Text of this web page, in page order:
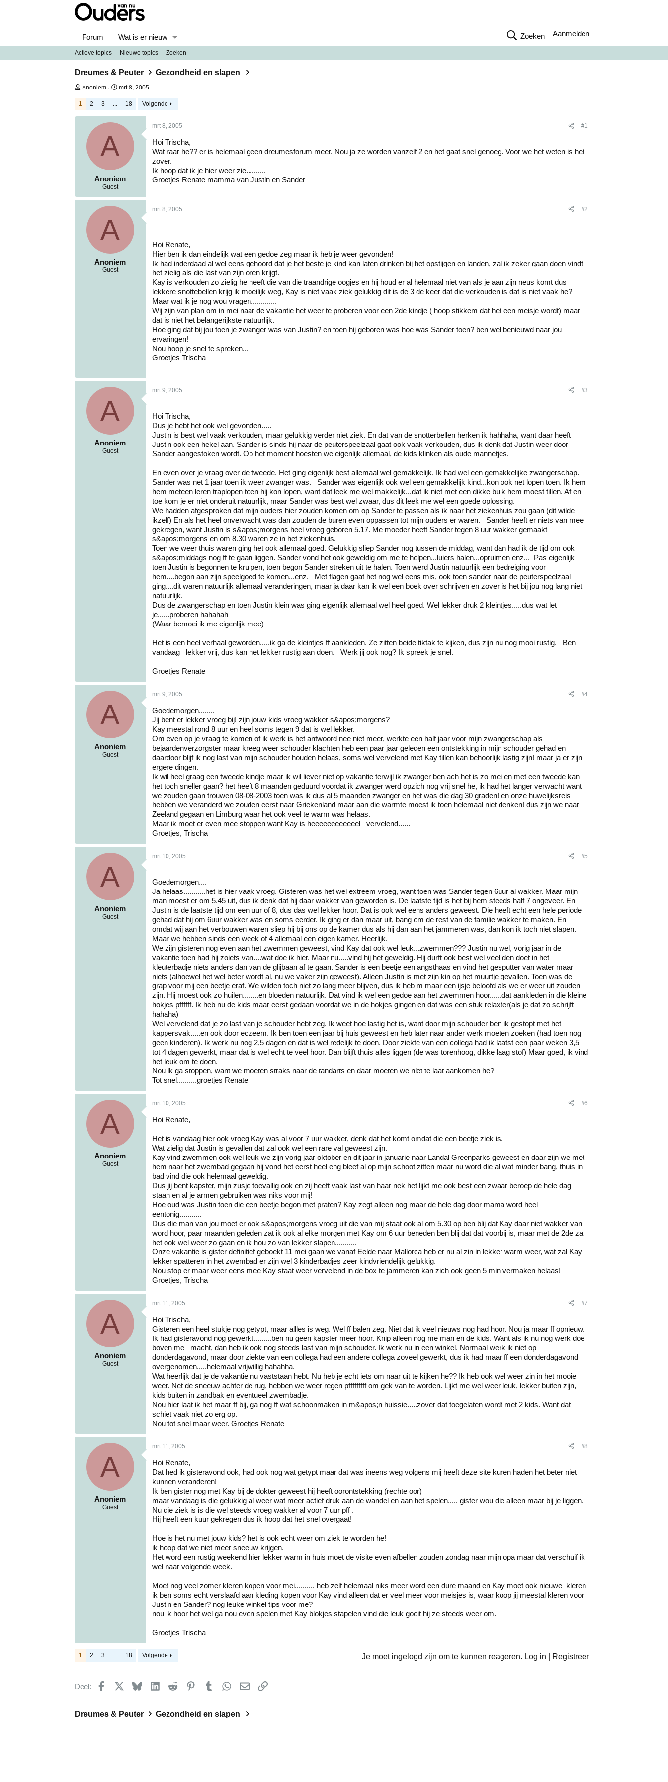
Forum Wat is er nieuw Zoeken Aanmelden
Actieve topics Nieuwe topics Zoeken
Dreumes & Peuter Gezondheid en slapen
O
e
r
e
Anoniem
S
t
d
m
mrt 8, 2005
1 2 3 ... 18 Volgende
A
Anoniem
Guest
mrt 8, 2005 #1
Hoi Trischa,
Wat raar he?? er is helemaal geen dreumesforum meer. Nou ja ze worden vanzelf 2 en het gaat snel genoeg. Voor we het weten is het
zover.
Ik hoop dat ik je hier weer zie..........
Groetjes Renate mamma van Justin en Sander
A
Anoniem
Guest
mrt 8, 2005 #2
Hoi Renate,
Hier ben ik dan eindelijk wat een gedoe zeg maar ik heb je weer gevonden!
Ik had inderdaad al wel eens gehoord dat je het beste je kind kan laten drinken bij het opstijgen en landen, zal ik zeker gaan doen vindt
het zielig als die last van zijn oren krijgt.
Kay is verkouden zo zielig he heeft die van die traandrige oogjes en hij houd er al helemaal niet van als je aan zijn neus komt dus
lekkere snottebellen krijg ik moeilijk weg, Kay is niet vaak ziek gelukkig dit is de 3 de keer dat die verkouden is dat is niet vaak he?
Maar wat ik je nog wou vragen.............
Wij zijn van plan om in mei naar de vakantie het weer te proberen voor een 2de kindje ( hoop stikkem dat het een meisje wordt) maar
dat is niet het belangerijkste natuurlijk.
Hoe ging dat bij jou toen je zwanger was van Justin? en toen hij geboren was hoe was Sander toen? ben wel benieuwd naar jou
ervaringen!
Nou hoop je snel te spreken...
Groetjes Trischa
A
Anoniem
Guest
mrt 9, 2005 #3
Hoi Trischa,
Dus je hebt het ook wel gevonden.....
Justin is best wel vaak verkouden, maar gelukkig verder niet ziek. En dat van de snotterbellen herken ik hahhaha, want daar heeft
Justin ook een hekel aan. Sander is sinds hij naar de peuterspeelzaal gaat ook vaak verkouden, dus ik denk dat Justin weer door
Sander aangestoken wordt. Op het moment hoesten we eigenlijk allemaal, de kids klinken als oude mannetjes.
En even over je vraag over de tweede. Het ging eigenlijk best allemaal wel gemakkelijk. Ik had wel een gemakkelijke zwangerschap.
Sander was net 1 jaar toen ik weer zwanger was. Sander was eigenlijk ook wel een gemakkelijk kind...kon ook net lopen toen. Ik hem
hem meteen leren traplopen toen hij kon lopen, want dat leek me wel makkelijk...dat ik niet met een dikke buik hem moest tillen. Af en
toe kom je er niet onderuit natuurlijk, maar Sander was best wel zwaar, dus dit leek me wel een goede oplossing.
We hadden afgesproken dat mijn ouders hier zouden komen om op Sander te passen als ik naar het ziekenhuis zou gaan (dit wilde
ikzelf) En als het heel onverwacht was dan zouden de buren even oppassen tot mijn ouders er waren. Sander heeft er niets van mee
gekregen, want Justin is s&apos;morgens heel vroeg geboren 5.17. Me moeder heeft Sander tegen 8 uur wakker gemaakt
s&apos;morgens en om 8.30 waren ze in het ziekenhuis.
Toen we weer thuis waren ging het ook allemaal goed. Gelukkig sliep Sander nog tussen de middag, want dan had ik de tijd om ook
s&apos;middags nog ff te gaan liggen. Sander vond het ook geweldig om me te helpen...luiers halen...opruimen enz... Pas eigenlijk
toen Justin is begonnen te kruipen, toen begon Sander streken uit te halen. Toen werd Justin natuurlijk een bedreiging voor
hem....begon aan zijn speelgoed te komen...enz. Met flagen gaat het nog wel eens mis, ook toen sander naar de peuterspeelzaal
ging....dit waren natuurlijk allemaal veranderingen, maar ja daar kan ik wel een boek over schrijven en zover is het bij jou nog lang niet
natuurlijk.
Dus de zwangerschap en toen Justin klein was ging eigenlijk allemaal wel heel goed. Wel lekker druk 2 kleintjes.....dus wat let
je......proberen hahahah
(Waar bemoei ik me eigenlijk mee)
Het is een heel verhaal geworden.....ik ga de kleintjes ff aankleden. Ze zitten beide tiktak te kijken, dus zijn nu nog mooi rustig. Ben
vandaag lekker vrij, dus kan het lekker rustig aan doen. Werk jij ook nog? Ik spreek je snel.
Groetjes Renate
A
Anoniem
Guest
mrt 9, 2005 #4
Goedemorgen........
Jij bent er lekker vroeg bij! zijn jouw kids vroeg wakker s&apos;morgens?
Kay meestal rond 8 uur en heel soms tegen 9 dat is wel lekker.
Om even op je vraag te komen of ik werk is het antwoord nee niet meer, werkte een half jaar voor mijn zwangerschap als
bejaardenverzorgster maar kreeg weer schouder klachten heb een paar jaar geleden een ontstekking in mijn schouder gehad en
daardoor blijf ik nog last van mijn schouder houden helaas, soms wel vervelend met Kay tillen kan behoorlijk lastig zijn! maar ja er zijn
ergere dingen.
Ik wil heel graag een tweede kindje maar ik wil liever niet op vakantie terwijl ik zwanger ben ach het is zo mei en met een tweede kan
het toch sneller gaan? het heeft 8 maanden geduurd voordat ik zwanger werd opzich nog vrij snel he, ik had het langer verwacht want
we zouden gaan trouwen 08-08-2003 toen was ik dus al 5 maanden zwanger en het was die dag 30 graden! en onze huwelijksreis
hebben we veranderd we zouden eerst naar Griekenland maar aan die warmte moest ik toen helemaal niet denken! dus zijn we naar
Zeeland gegaan en Limburg waar het ook veel te warm was helaas.
Maar ik moet er even mee stoppen want Kay is heeeeeeeeeeeel vervelend......
Groetjes, Trischa
A
Anoniem
Guest
mrt 10, 2005 #5
Goedemorgen....
Ja helaas...........het is hier vaak vroeg. Gisteren was het wel extreem vroeg, want toen was Sander tegen 6uur al wakker. Maar mijn
man moest er om 5.45 uit, dus ik denk dat hij daar wakker van geworden is. De laatste tijd is het bij hem steeds half 7 ongeveer. En
Justin is de laatste tijd om een uur of 8, dus das wel lekker hoor. Dat is ook wel eens anders geweest. Die heeft echt een hele periode
gehad dat hij om 6uur wakker was en soms eerder. Ik ging er dan maar uit, bang om de rest van de familie wakker te maken. En
omdat wij aan het verbouwen waren sliep hij bij ons op de kamer dus als hij dan aan het jammeren was, dan kon ik toch niet slapen.
Maar we hebben sinds een week of 4 allemaal een eigen kamer. Heerlijk.
We zijn gisteren nog even aan het zwemmen geweest, vind Kay dat ook wel leuk...zwemmen??? Justin nu wel, vorig jaar in de
vakantie toen had hij zoiets van....wat doe ik hier. Maar nu.....vind hij het geweldig. Hij durft ook best wel veel den doet in het
kleuterbadje niets anders dan van de glijbaan af te gaan. Sander is een beetje een angsthaas en vind het gesputter van water maar
niets (alhoewel het wel beter wordt al, nu we vaker zijn geweest). Alleen Justin is met zijn kin op het muurtje gevallen. Toen was de
grap voor mij een beetje eraf. We wilden toch niet zo lang meer blijven, dus ik heb m maar een ijsje beloofd als we er weer uit zouden
zijn. Hij moest ook zo huilen........en bloeden natuurlijk. Dat vind ik wel een gedoe aan het zwemmen hoor......dat aankleden in die kleine
hokjes pffffff. Ik heb nu de kids maar eerst gedaan voordat we in de hokjes gingen en dat was een stuk relaxter(als je dat zo schrijft
hahaha)
Wel vervelend dat je zo last van je schouder hebt zeg. Ik weet hoe lastig het is, want door mijn schouder ben ik gestopt met het
kappersvak.....en ook door eczeem. Ik ben toen een jaar bij huis geweest en heb later naar ander werk moeten zoeken (had toen nog
geen kinderen). Ik werk nu nog 2,5 dagen en dat is wel redelijk te doen. Door ziekte van een collega had ik laatst een paar weken 3,5
tot 4 dagen gewerkt, maar dat is wel echt te veel hoor. Dan blijft thuis alles liggen (de was torenhoog, dikke laag stof) Maar goed, ik vind
het leuk om te doen.
Nou ik ga stoppen, want we moeten straks naar de tandarts en daar moeten we niet te laat aankomen he?
Tot snel..........groetjes Renate
A
Anoniem
Guest
mrt 10, 2005 #6
Hoi Renate,
Het is vandaag hier ook vroeg Kay was al voor 7 uur wakker, denk dat het komt omdat die een beetje ziek is.
Wat zielig dat Justin is gevallen dat zal ook wel een rare val geweest zijn.
Kay vind zwemmen ook wel leuk we zijn vorig jaar oktober en dit jaar in januarie naar Landal Greenparks geweest en daar zijn we met
hem naar het zwembad gegaan hij vond het eerst heel eng bleef al op mijn schoot zitten maar nu word die al wat minder bang, thuis in
bad vind die ook helemaal geweldig.
Dus jij bent kapster, mijn zusje toevallig ook en zij heeft vaak last van haar nek het lijkt me ook best een zwaar beroep de hele dag
staan en al je armen gebruiken was niks voor mij!
Hoe oud was Justin toen die een beetje begon met praten? Kay zegt alleen nog maar de hele dag door mama word heel
eentonig...........
Dus die man van jou moet er ook s&apos;morgens vroeg uit die van mij staat ook al om 5.30 op ben blij dat Kay daar niet wakker van
word hoor, paar maanden geleden zat ik ook al elke morgen met Kay om 6 uur beneden ben blij dat dat voorbij is, maar met de 2de zal
het ook wel weer zo gaan en ik hou zo van lekker slapen...........
Onze vakantie is gister definitief geboekt 11 mei gaan we vanaf Eelde naar Mallorca heb er nu al zin in lekker warm weer, wat zal Kay
lekker spatteren in het zwembad er zijn wel 3 kinderbadjes zeer kindvriendelijk gelukkig.
Nou stop er maar weer eens mee Kay staat weer vervelend in de box te jammeren kan zich ook geen 5 min vermaken helaas!
Groetjes, Trischa
A
Anoniem
Guest
mrt 11, 2005 #7
Hoi Trischa,
Gisteren een heel stukje nog getypt, maar allles is weg. Wel ff balen zeg. Niet dat ik veel nieuws nog had hoor. Nou ja maar ff opnieuw.
Ik had gisteravond nog gewerkt.........ben nu geen kapster meer hoor. Knip alleen nog me man en de kids. Want als ik nu nog werk doe
boven me macht, dan heb ik ook nog steeds last van mijn schouder. Ik werk nu in een winkel. Normaal werk ik niet op
donderdagavond, maar door ziekte van een collega had een andere collega zoveel gewerkt, dus ik had maar ff een donderdagavond
overgenomen.....helemaal vrijwillig hahahha.
Wat heerlijk dat je de vakantie nu vaststaan hebt. Nu heb je echt iets om naar uit te kijken he?? Ik heb ook wel weer zin in het mooie
weer. Net de sneeuw achter de rug, hebben we weer regen pfffffffff om gek van te worden. Lijkt me wel weer leuk, lekker buiten zijn,
kids buiten in zandbak en eventueel zwembadje.
Nou hier laat ik het maar ff bij, ga nog ff wat schoonmaken in m&apos;n huissie.....zover dat toegelaten wordt met 2 kids. Want dat
schiet vaak niet zo erg op.
Nou tot snel maar weer. Groetjes Renate
A
Anoniem
Guest
mrt 11, 2005 #8
Hoi Renate,
Dat hed ik gisteravond ook, had ook nog wat getypt maar dat was ineens weg volgens mij heeft deze site kuren haden het beter niet
kunnen veranderen!
Ik ben gister nog met Kay bij de dokter geweest hij heeft oorontstekking (rechte oor)
maar vandaag is die gelukkig al weer wat meer actief druk aan de wandel en aan het spelen..... gister wou die alleen maar bij je liggen.
Nu die ziek is is die wel steeds vroeg wakker al voor 7 uur pff .
Hij heeft een kuur gekregen dus ik hoop dat het snel overgaat!
Hoe is het nu met jouw kids? het is ook echt weer om ziek te worden he!
ik hoop dat we niet meer sneeuw krijgen.
Het word een rustig weekend hier lekker warm in huis moet de visite even afbellen zouden zondag naar mijn opa maar dat verschuif ik
wel naar volgende week.
Moet nog veel zomer kleren kopen voor mei.......... heb zelf helemaal niks meer word een dure maand en Kay moet ook nieuwe kleren
ik ben soms echt verslaafd aan kleding kopen voor Kay vind alleen dat er veel meer voor meisjes is, waar koop jij meestal kleren voor
Justin en Sander? nog leuke winkel tips voor me?
nou ik hoor het wel ga nou even spelen met Kay blokjes stapelen vind die leuk gooit hij ze steeds weer om.
Groetjes Trischa
1 2 3 18 Volgende Je moet ingelogd zijn om te kunnen reageren. Log in | Registreer
Deel: Facebook BlueskyLinkedInReddit PinterestTumblr WhatsApp
E-mailkoppeling
Dreumes & Peuter Gezondheid en slapen